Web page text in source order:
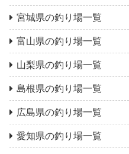
宮城県の釣り場一覧
富山県の釣り場一覧
山梨県の釣り場一覧
島根県の釣り場一覧
広島県の釣り場一覧
愛知県の釣り場一覧